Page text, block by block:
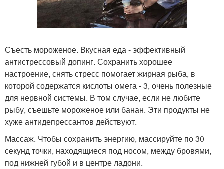
Съесть мороженое. Вкусная еда - эффективный
антистрессовый допинг. Сохранить хорошее
настроение, снять стресс помогает жирная рыба, в
которой содержатся кислоты омега - 3, очень полезные
для нервной системы. В том случае, если не любите
рыбу, съешьте мороженое или банан. Эти продукты не
хуже антидепрессантов действуют.
Массаж. Чтобы сохранить энергию, массируйте по 30
секунд точки, находящиеся под носом, между бровями,
под нижней губой и в центре ладони.